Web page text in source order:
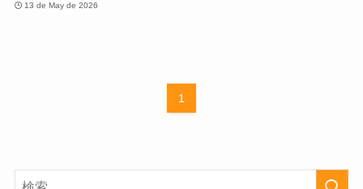
13 de May de 2026
1